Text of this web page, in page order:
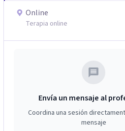
Online
Terapia online
Envía un mensaje al
Coordina una sesión
mensaje